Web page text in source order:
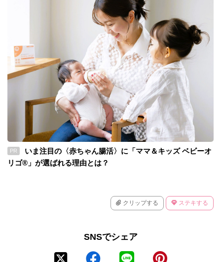
PR
いま注目の〈赤ちゃん腸活〉に「ママ＆キッズ ベビーオ
リゴ®」が選ばれる理由とは？
クリップする ステキする
SNSでシェア